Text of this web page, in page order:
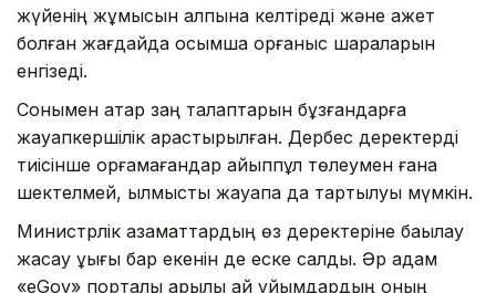
жүйенің жұмысын қалпына келтіреді және қажет
болған жағдайда қосымша қорғаныс шараларын
енгізеді.
Сонымен қатар заң талаптарын бұзғандарға
жауапкершілік қарастырылған. Дербес деректерді
тиісінше қорғамағандар айыппұл төлеумен ғана
шектелмей, қылмыстық жауапқа да тартылуы мүмкін.
Министрлік азаматтардың өз деректеріне бақылау
жасау құқығы бар екенін де еске салды. Әр адам
«eGov» порталы арқылы қай ұйымдардың оның